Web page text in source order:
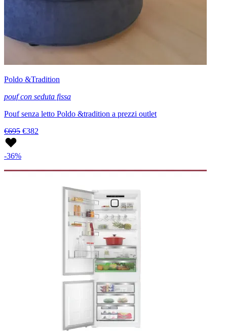
Poldo &Tradition
pouf con seduta fissa
Pouf senza letto Poldo &tradition a prezzi outlet
€695 €382
-36%